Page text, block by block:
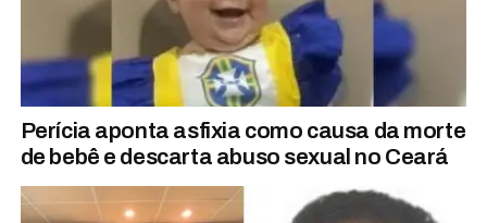
Perícia aponta asfixia como causa da morte
de bebê e descarta abuso sexual no Ceará